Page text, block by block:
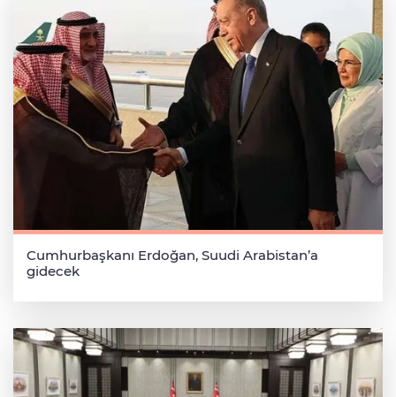
Cumhurbaşkanı Erdoğan, Suudi Arabistan’a
gidecek